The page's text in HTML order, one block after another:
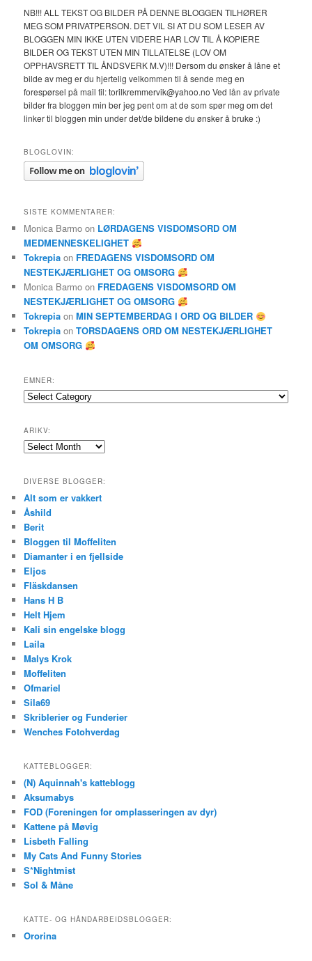
NB!!! ALL TEKST OG BILDER PÅ DENNE BLOGGEN TILHØRER
MEG SOM PRIVATPERSON. DET VIL SI AT DU SOM LESER AV
BLOGGEN MIN IKKE UTEN VIDERE HAR LOV TIL Å KOPIERE
BILDER OG TEKST UTEN MIN TILLATELSE (LOV OM
OPPHAVSRETT TIL ÅNDSVERK M.V)!!! Dersom du ønsker å låne et
bilde av meg er du hjertelig velkommen til å sende meg en
forespørsel på mail til: torilkremmervik@yahoo.no Ved lån av private
bilder fra bloggen min ber jeg pent om at de som spør meg om det
linker til bloggen min under det/de bildene du ønsker å bruke :)
BLOGLOVIN:
SISTE KOMMENTARER:
Monica Barmo on LØRDAGENS VISDOMSORD OM
MEDMENNESKELIGHET
Tokrepia on FREDAGENS VISDOMSORD OM
NESTEKJÆRLIGHET OG OMSORG
Monica Barmo on FREDAGENS VISDOMSORD OM
NESTEKJÆRLIGHET OG OMSORG
Tokrepia onMIN SEPTEMBERDAG I ORD OG BILDER
Tokrepia onTORSDAGENS ORD OM NESTEKJÆRLIGHET
OM OMSORG
EMNER:
Emner:
ARIKV:
Arikv:
DIVERSE BLOGGER:
Alt som er vakkert
Åshild
Berit
Bloggen til Moffeliten
Diamanter i en fjellside
Eljos
Fläskdansen
Hans H B
Helt Hjem
Kali sin engelske blogg
Laila
Malys Krok
Moffeliten
Ofmariel
Sila69
Skriblerier og Funderier
Wenches Fotohverdag
KATTEBLOGGER:
(N) Aquinnah's katteblogg
Aksumabys
FOD (Foreningen for omplasseringen av dyr)
Kattene på Møvig
Lisbeth Falling
My Cats And Funny Stories
S*Nightmist
Sol & Måne
KATTE- OG HÅNDARBEIDSBLOGGER:
Ororina